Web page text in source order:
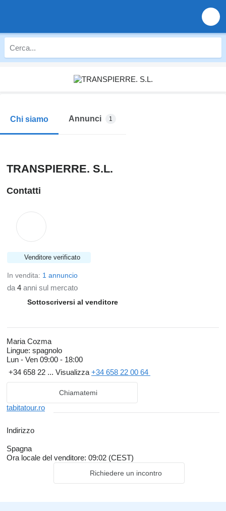
Chi siamo Annunci 1
TRANSPIERRE. S.L.
Contatti
Venditore verificato
In vendita: 1 annuncio
da 4 anni sul mercato
Sottoscriversi al venditore
Maria Cozma
Lingue: spagnolo
Lun - Ven 09:00 - 18:00
+34 658 22 ... Visualizza+34 658 22 00 64
Chiamatemi
tabitatour.ro
Indirizzo
Spagna
Ora locale del venditore: 09:02 (CEST)
Richiedere un incontro